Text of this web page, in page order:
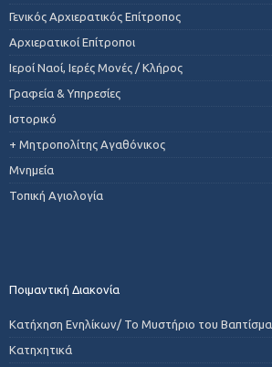
Γενικός Αρχιερατικός Επίτροπος
Αρχιερατικοί Επίτροποι
Ιεροί Ναοί, Ιερές Μονές / Κλήρος
Γραφεία & Υπηρεσίες
Ιστορικό
+ Μητροπολίτης Αγαθόνικος
Μνημεία
Τοπική Αγιολογία
Ποιμαντική Διακονία
Κατήχηση Ενηλίκων/ Το Μυστήριο του
Κατηχητικά